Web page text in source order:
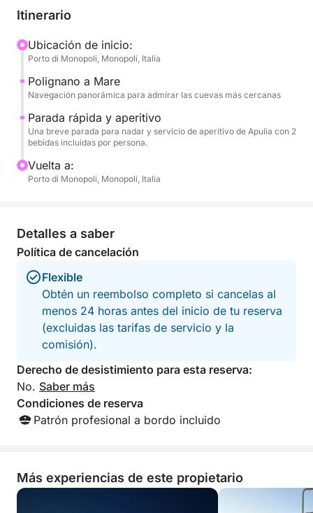
para disfrutar del paseo y de un breve, pero
A bordo, la diversión está garantizada: podrás
escuchar tu música favorita gracias al equipo de
música y tendrás acceso a una tabla de SUP y a
inflables para divertirte en el agua.
El plato fuerte del tour será un delicioso aperitivo
con sabores típicos de Apulia (focaccia, taralli,
aceitunas, etc.) y dos bebidas por persona (con y
CON UN MÍNIMO DE 8 PERSONAS
Itinerario
Ubicación de inicio:
Porto di Monopoli, Monopoli, Italia
Polignano a Mare
Navegación panorámica para admirar las cuevas más cercanas
Parada rápida y aperitivo
Una breve parada para nadar y servicio de aperitivo de Apulia con 2
bebidas incluidas por persona.
Vuelta a:
Porto di Monopoli, Monopoli, Italia
Detalles a saber
Política de cancelación
Flexible
Obtén un reembolso completo si cancelas al
menos 24 horas antes del inicio de tu reserva
(excluidas las tarifas de servicio y la
comisión).
Derecho de desistimiento para esta reserva:
No. Saber más
Condiciones de reserva
Patrón profesional a bordo incluido
Más experiencias de este propietario